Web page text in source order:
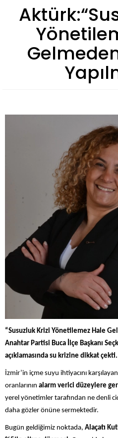
“Susuzluk Krizi Yönetilemez Hale
Anahtar Partisi Buca İlçe Başkanı
açıklamasında su krizine dikkat
İzmir’in içme suyu ihtiyacını
oranlarının alarm verici düzeylere
yerel yönetimler tarafından ne denli
daha gözler önüne sermektedir.
Bugün geldiğimiz noktada, Alaçatı